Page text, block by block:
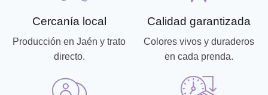
Cercanía local
Producción en Jaén y trato
directo.
Calidad garantizada
Colores vivos y duraderos
en cada prenda.